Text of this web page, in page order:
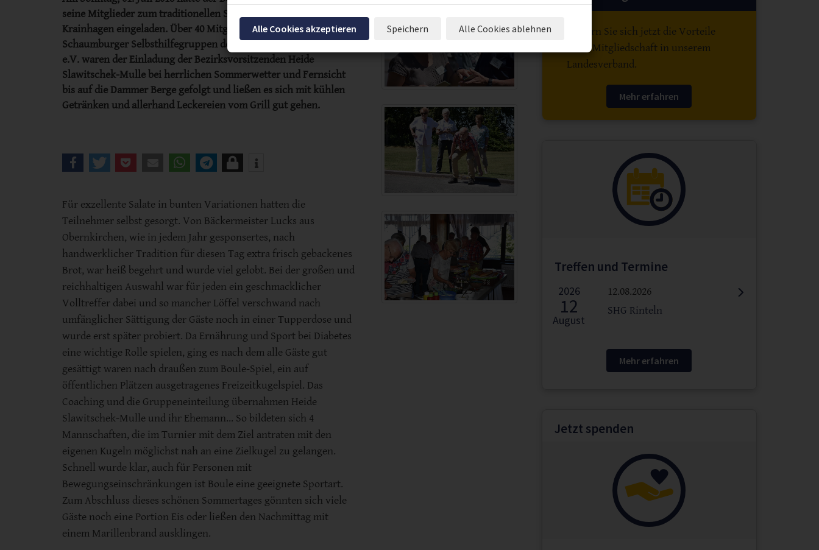
seine Mitglieder zum traditionellen Sommerfest in die Berghütte
Krainhagen eingeladen. Über 40 Mitglieder aus den
Schaumburger Selbsthilfegruppen des Diabetiker Niedersachsen
e.V. waren der Einladung der Bezirksvorsitzenden Heide
Slawitschek-Mulle bei herrlichen Sommerwetter und Fernsicht
bis auf die Dammer Berge gefolgt und ließen es sich mit kühlen
Getränken und allerhand Leckereien vom Grill gut gehen.
Für exzellente Salate in bunten Variationen hatten die
Teilnehmer selbst gesorgt. Von Bäckermeister Lucks aus
Obernkirchen, wie in jedem Jahr gesponsertes, nach
handwerklicher Tradition für diesen Tag extra frisch gebackenes
Brot, war heiß begehrt und wurde viel gelobt. Bei der großen und
reichhaltigen Auswahl war für jeden ein geschmacklicher
Volltreffer dabei und so mancher Löffel verschwand nach
umfänglicher Sättigung der Gäste noch in einer Tupperdose und
wurde erst später probiert. Da Ernährung und Sport bei Diabetes
eine wichtige Rolle spielen, ging es nach dem alle Gäste gut
gesättigt waren nach draußen zum Boule-Spiel, ein auf
öffentlichen Plätzen ausgetragenes Freizeitkugelspiel. Das
Coaching und die Gruppeneinteilung übernahmen Heide
Slawitschek-Mulle und ihr Ehemann… So bildeten sich 4
Mannschaften, die im Turnier mit dem Ziel antraten mit den
eigenen Kugeln möglichst nah an eine Zielkugel zu gelangen.
Schnell wurde klar, auch für Personen mit
Bewegungseinschränkungen ist Boule eine geeignete Sportart.
Zum Abschluss dieses schönen Sommertages gönnten sich viele
Gäste noch eine Portion Eis oder ließen den Nachmittag mit
einem Marillenbrand ausklingen.
Sichern Sie sich jetzt die Vorteile
einer Mitgliedschaft in unserem
Landesverband.
Mehr erfahren
Treffen und Termine
2026
12
August
12.08.2026
SHG Rinteln
Mehr erfahren
Jetzt spenden
Alle Cookies akzeptieren Speichern Alle Cookies ablehnen